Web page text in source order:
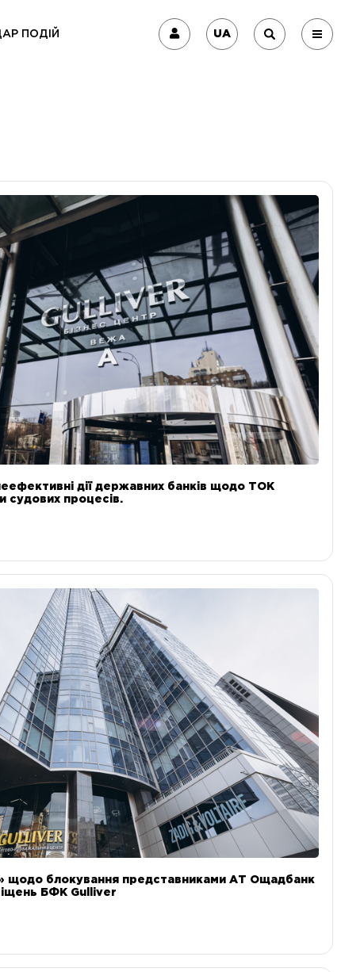
ПОДІЙ UA
дії державних банків щодо ТОК
судових процесів.
щодо блокування представниками АТ Ощадбанк
БФК Gulliver